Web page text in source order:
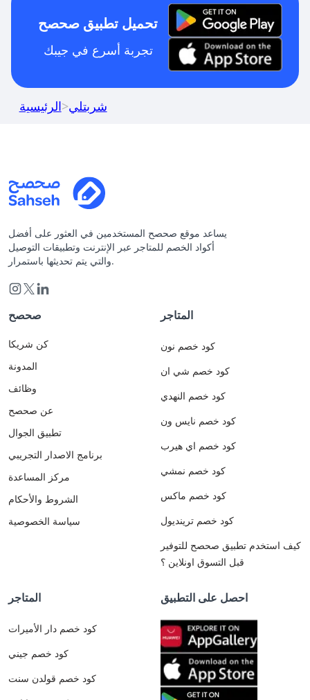
تحميل تطبيق صحصح
تجربة أسرع في جيبك
الرئيسية>شربتلي
يساعد موقع صحصح المستخدمين في العثور على أفضل
أكواد الخصم للمتاجر عبر الإنترنت وتطبيقات التوصيل
والتي يتم تحديثها باستمرار.
صحصح
كن شريكا
المدونة
وظائف
عن صحصح
تطبيق الجوال
برنامج الاصدار التجريبي
مركز المساعدة
الشروط والأحكام
سياسة الخصوصية
المتاجر
كود خصم نون
كود خصم شي ان
كود خصم النهدي
كود خصم نايس ون
كود خصم اي هيرب
كود خصم نمشي
كود خصم ماكس
كود خصم ترينديول
كيف استخدم تطبيق صحصح للتوفير
قبل التسوق اونلاين ؟
المتاجر
كود خصم دار الأميرات
كود خصم جيني
كود خصم قولدن سنت
احصل على التطبيق